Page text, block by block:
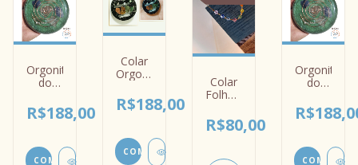
Orgonite
do
Reparador
R$188,00
COMPRAR
Colar
Orgonite
Personalizado
R$188,00
Colar
Folheado
Arco-
íris
R$80,00
Orgonite
do
Reparador
COMPRAR